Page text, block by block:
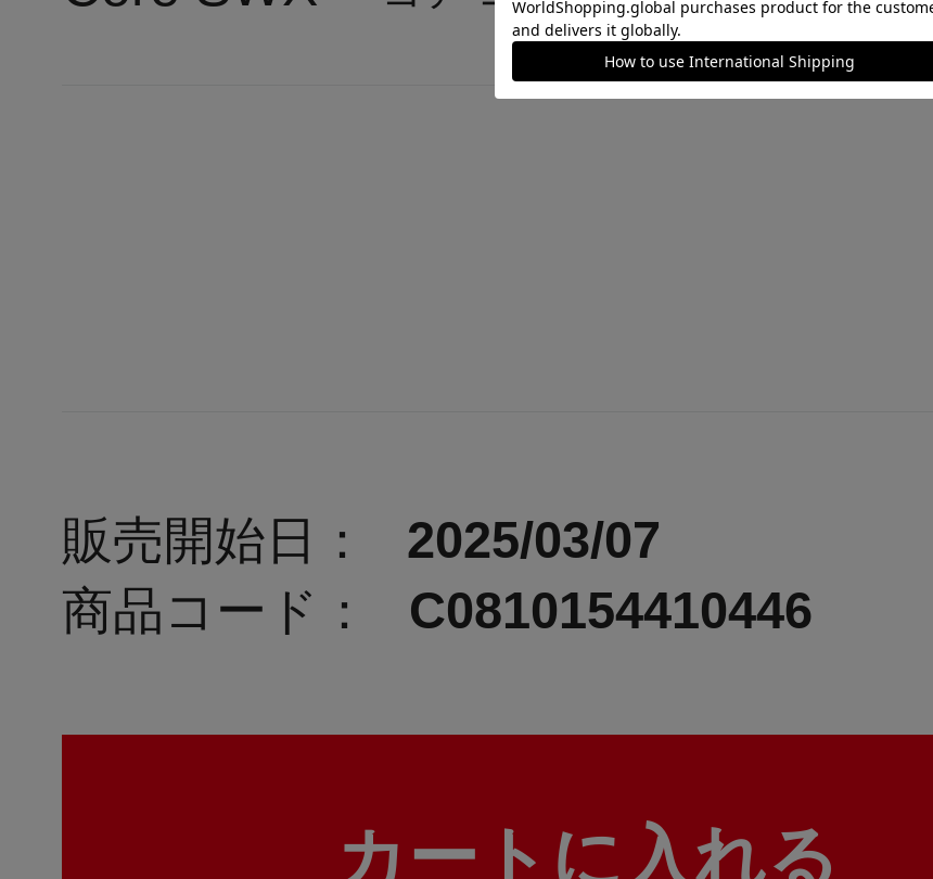
販売開始日：
2025/03/07
商品コード：
C0810154410446